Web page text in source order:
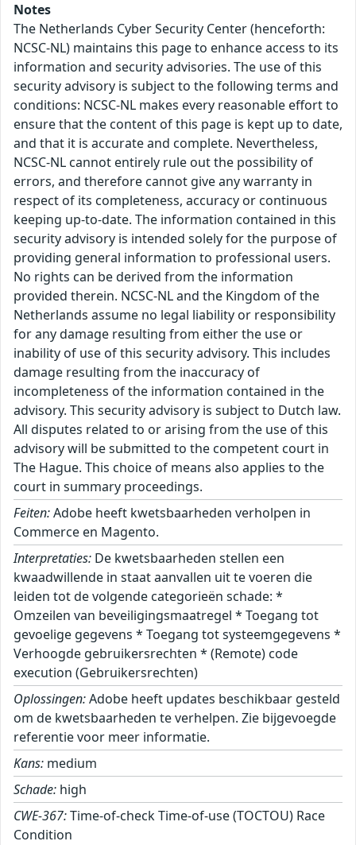
Notes
The Netherlands Cyber Security Center (henceforth:
NCSC-NL) maintains this page to enhance access to its
information and security advisories. The use of this
security advisory is subject to the following terms and
conditions: NCSC-NL makes every reasonable effort to
ensure that the content of this page is kept up to date,
and that it is accurate and complete. Nevertheless,
NCSC-NL cannot entirely rule out the possibility of
errors, and therefore cannot give any warranty in
respect of its completeness, accuracy or continuous
keeping up-to-date. The information contained in this
security advisory is intended solely for the purpose of
providing general information to professional users.
No rights can be derived from the information
provided therein. NCSC-NL and the Kingdom of the
Netherlands assume no legal liability or responsibility
for any damage resulting from either the use or
inability of use of this security advisory. This includes
damage resulting from the inaccuracy of
incompleteness of the information contained in the
advisory. This security advisory is subject to Dutch law.
All disputes related to or arising from the use of this
advisory will be submitted to the competent court in
The Hague. This choice of means also applies to the
court in summary proceedings.
Feiten:Adobe heeft kwetsbaarheden verholpen in
Commerce en Magento.
Interpretaties: De kwetsbaarheden stellen een
kwaadwillende in staat aanvallen uit te voeren die
leiden tot de volgende categorieën schade: *
Omzeilen van beveiligingsmaatregel * Toegang tot
gevoelige gegevens * Toegang tot systeemgegevens *
Verhoogde gebruikersrechten * (Remote) code
execution (Gebruikersrechten)
Oplossingen:Adobe heeft updates beschikbaar gesteld
om de kwetsbaarheden te verhelpen. Zie bijgevoegde
referentie voor meer informatie.
Kans: medium
Schade: high
CWE-367:Time-of-check Time-of-use (TOCTOU) Race
Condition